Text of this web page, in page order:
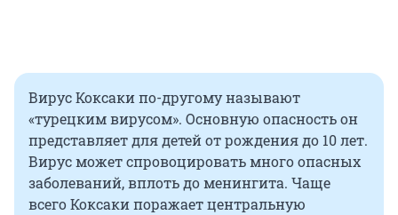
Вирус Коксаки по-другому называют
«турецким вирусом». Основную опасность он
представляет для детей от рождения до 10 лет.
Вирус может спровоцировать много опасных
заболеваний, вплоть до менингита. Чаще
всего Коксаки поражает центральную